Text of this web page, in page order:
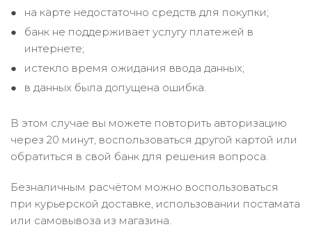
на карте недостаточно средств для покупки;
банк не поддерживает услугу платежей в
интернете;
истекло время ожидания ввода данных;
в данных была допущена ошибка.
В этом случае вы можете повторить авторизацию
через 20 минут, воспользоваться другой картой или
обратиться в свой банк для решения вопроса.
Безналичным расчётом можно воспользоваться
при курьерской доставке, использовании постамата
или самовывоза из магазина.